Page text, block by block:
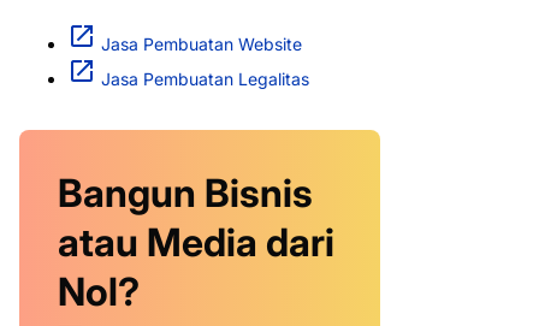
Jasa Pembuatan Website
Jasa Pembuatan Legalitas
Bangun Bisnis
atau Media dari
Nol?